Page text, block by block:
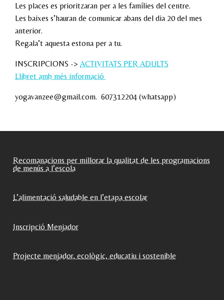
Les places es prioritzaran per a les famílies del centre.
Les baixes s’hauran de comunicar abans del dia 20 del mes
anterior.
Regala’t aquesta estona per a tu.
INSCRIPCIONS -> ACTIVITATS PER ADULTS
Llibret amb més informació
yogavanzee@gmail.com. 607312204 (whatsapp)
Recomanacions per millorar la qualitat de les programacions
de menús a l’escola
L’alimentació saludable en l’etapa escolar
Inscripció Menjador
Projecte menjador, ecològic, educatiu i sostenible